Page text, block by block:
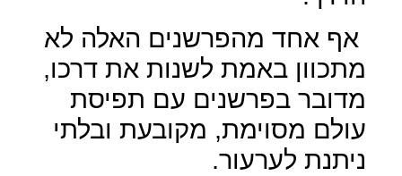
אף אחד מהפרשנים האלה לא
מתכוון באמת לשנות את דרכו,
מדובר בפרשנים עם תפיסת
עולם מסוימת, מקובעת ובלתי
ניתנת לערעור.